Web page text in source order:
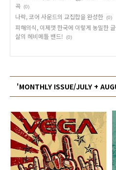
곡 (0)
나락, 코어 사운드의 교집합을 완성한 (0)
피해의식, 이제껏 한국에 이렇게 농밀한
살의 헤비메틀 밴드!
(0)
'MONTHLY ISSUE/JULY +